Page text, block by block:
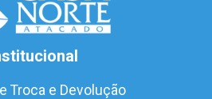
Troca e Devolução